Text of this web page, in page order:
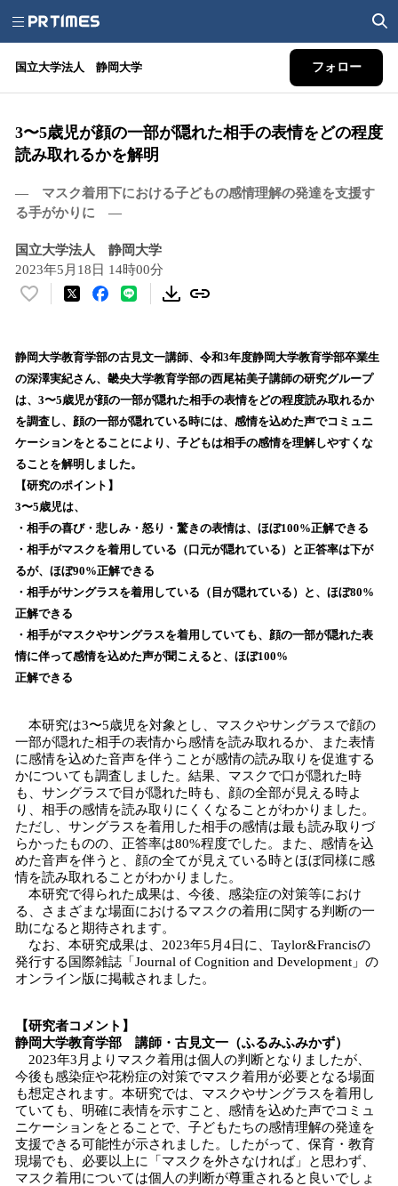
国立大学法人 静岡大学 フォロー
3〜5歳児が顔の一部が隠れた相手の表情をどの程度
読み取れるかを解明
― マスク着用下における子どもの感情理解の発達を支援す
る手がかりに ―
国立大学法人 静岡大学
2023年5月18日 14時00分
い
！
数
を
読
込
み
中
で
す
静岡大学教育学部の古見文一講師、令和3年度静岡大学教育学部卒業生
の深澤実紀さん、畿央大学教育学部の西尾祐美子講師の研究グループ
は、3〜5歳児が顔の一部が隠れた相手の表情をどの程度読み取れるか
を調査し、顔の一部が隠れている時には、感情を込めた声でコミュニ
ケーションをとることにより、子どもは相手の感情を理解しやすくな
ることを解明しました。
【研究のポイント】
3〜5歳児は、
・相手の喜び・悲しみ・怒り・驚きの表情は、ほぼ100%正解できる
・相手がマスクを着用している（口元が隠れている）と正答率は下が
るが、ほぼ90%正解できる
・相手がサングラスを着用している（目が隠れている）と、ほぼ80%
正解できる
・相手がマスクやサングラスを着用していても、顔の一部が隠れた表
情に伴って感情を込めた声が聞こえると、ほぼ100%
正解できる
本研究は3〜5歳児を対象とし、マスクやサングラスで顔の
一部が隠れた相手の表情から感情を読み取れるか、また表情
に感情を込めた音声を伴うことが感情の読み取りを促進する
かについても調査しました。結果、マスクで口が隠れた時
も、サングラスで目が隠れた時も、顔の全部が見える時よ
り、相手の感情を読み取りにくくなることがわかりました。
ただし、サングラスを着用した相手の感情は最も読み取りづ
らかったものの、正答率は80%程度でした。また、感情を込
めた音声を伴うと、顔の全てが見えている時とほぼ同様に感
情を読み取れることがわかりました。
本研究で得られた成果は、今後、感染症の対策等におけ
る、さまざまな場面におけるマスクの着用に関する判断の一
助になると期待されます。
なお、本研究成果は、2023年5月4日に、Taylor&Francisの
発行する国際雑誌「Journal of Cognition and Development」の
オンライン版に掲載されました。
【研究者コメント】
静岡大学教育学部 講師・古見文一（ふるみふみかず）
2023年3月よりマスク着用は個人の判断となりましたが、
今後も感染症や花粉症の対策でマスク着用が必要となる場面
も想定されます。本研究では、マスクやサングラスを着用し
ていても、明確に表情を示すこと、感情を込めた声でコミュ
ニケーションをとることで、子どもたちの感情理解の発達を
支援できる可能性が示されました。したがって、保育・教育
現場でも、必要以上に「マスクを外さなければ」と思わず、
マスク着用については個人の判断が尊重されると良いでしょ